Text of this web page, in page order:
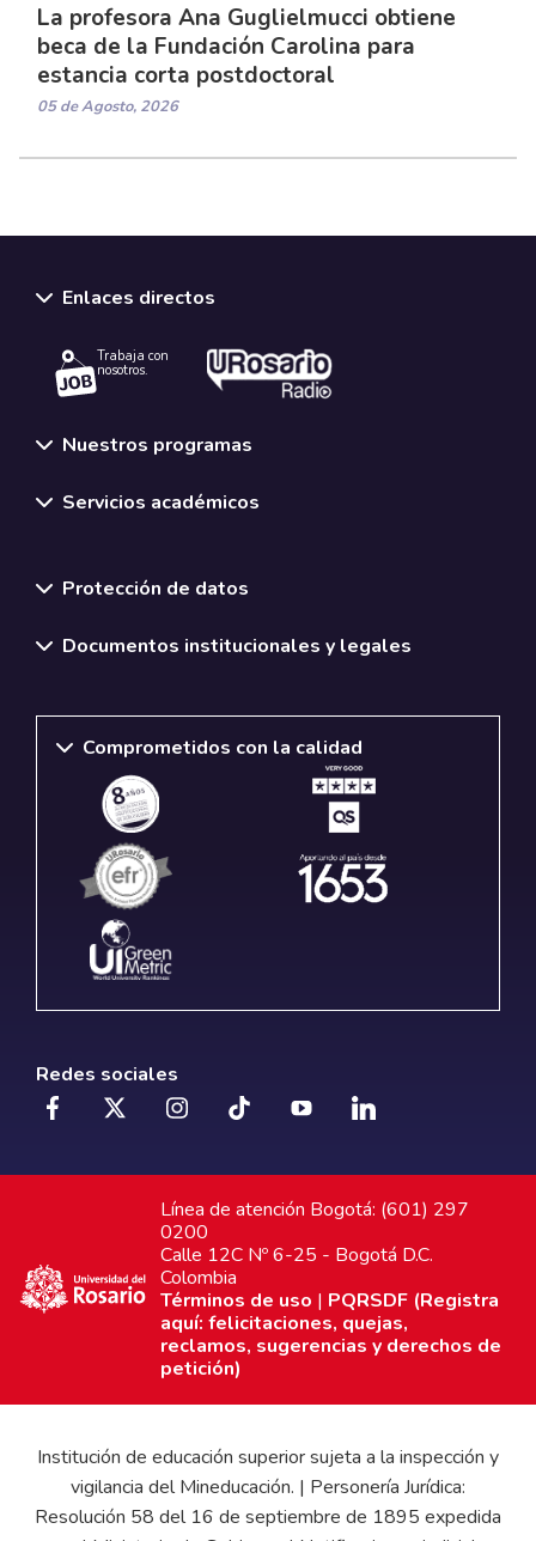
La profesora Ana Guglielmucci obtiene
beca de la Fundación Carolina para
estancia corta postdoctoral
05 de Agosto, 2026
Enlaces directos
Trabaja con
nosotros.
Nuestros programas
Servicios académicos
Protección de datos
Documentos institucionales y legales
Comprometidos con la calidad
Redes sociales
Línea de atención Bogotá: (601) 297
0200
Calle 12C Nº 6-25 - Bogotá D.C.
Colombia
Términos de uso | PQRSDF (Registra
aquí: felicitaciones, quejas,
reclamos, sugerencias y derechos de
petición)
Institución de educación superior sujeta a la inspección y
vigilancia del Mineducación. | Personería Jurídica:
Resolución 58 del 16 de septiembre de 1895 expedida